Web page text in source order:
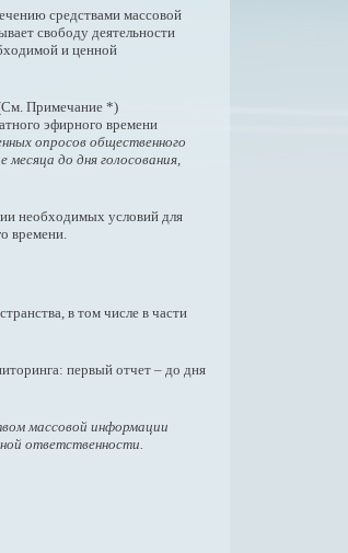
средствами массовой
свободу деятельности
и ценной
(См. Примечание *)
эфирного времени
опросов общественного
до дня голосования,
необходимых условий для
времени.
в том числе в части
первый отчет – до дня
массовой информации
ответственности.